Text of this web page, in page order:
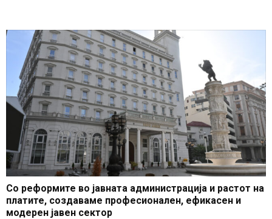
Со реформите во јавната администрација и растот на
платите, создаваме професионален, ефикасен и
модерен јавен сектор